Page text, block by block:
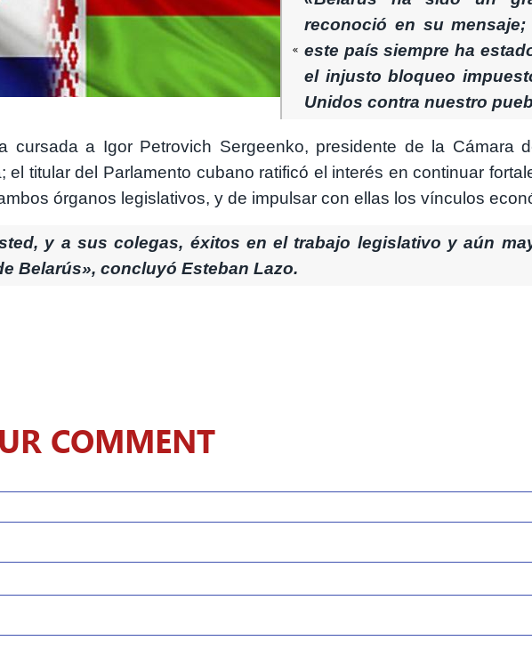
reconoció en su
este país siempre ha
el injusto bloqueo
Unidos contra nuestro
cursada a Igor Petrovich Sergeenko, presidente de la Cámara
el titular del Parlamento cubano ratificó el interés en continuar
órganos legislativos, y de impulsar con ellas los vínculos
y a sus colegas, éxitos en el trabajo legislativo y aún
Belarús», concluyó Esteban Lazo.
COMMENT